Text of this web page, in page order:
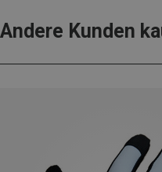
Andere Kunden